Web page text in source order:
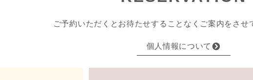
ご予約いただくとお待たせすることなくご案内をさせ
個人情報について